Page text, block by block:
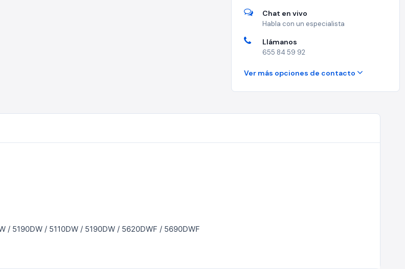
Chat en vivo
Habla con un especialista
Llámanos
655 84 59 92
Ver más opciones de contacto
5190DW / 5110DW / 5190DW / 5620DWF / 5690DWF